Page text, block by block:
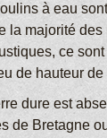
à eau
la majorité
ce
de hauteur
dure est
de Bretagne